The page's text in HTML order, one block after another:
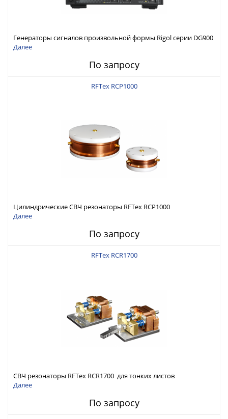
Генераторы сигналов произвольной формы Rigol серии DG900
Pro с максимальной частотой 200 МГц
Далее
По запросу
RFTex RCP1000
Цилиндрические СВЧ резонаторы RFTex RCP1000
Далее
По запросу
RFTex RCR1700
СВЧ резонаторы RFTex RCR1700 для тонких листов
Далее
По запросу